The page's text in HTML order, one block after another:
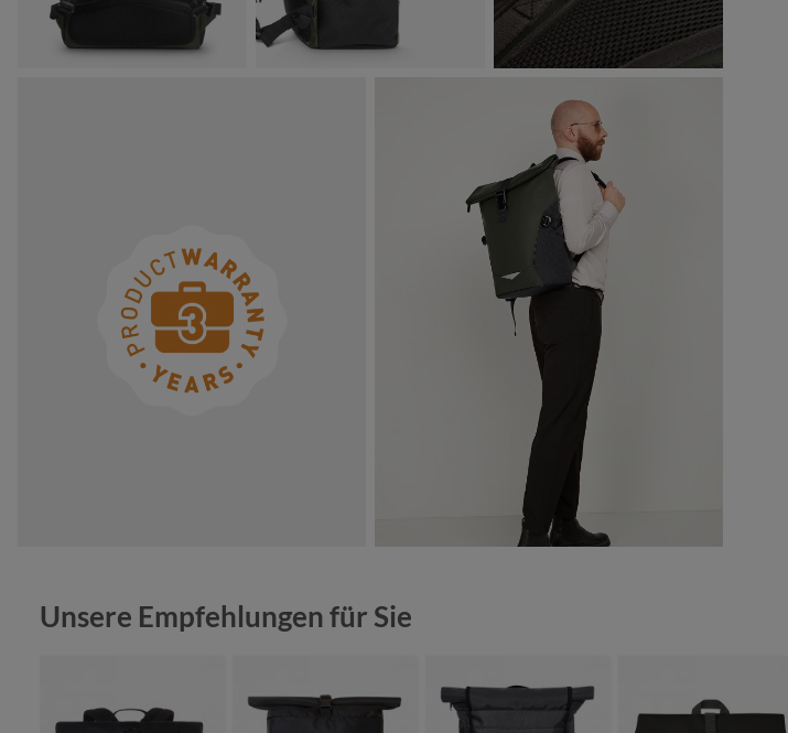
Produktgalerie überspringen
Unsere Empfehlungen für Sie